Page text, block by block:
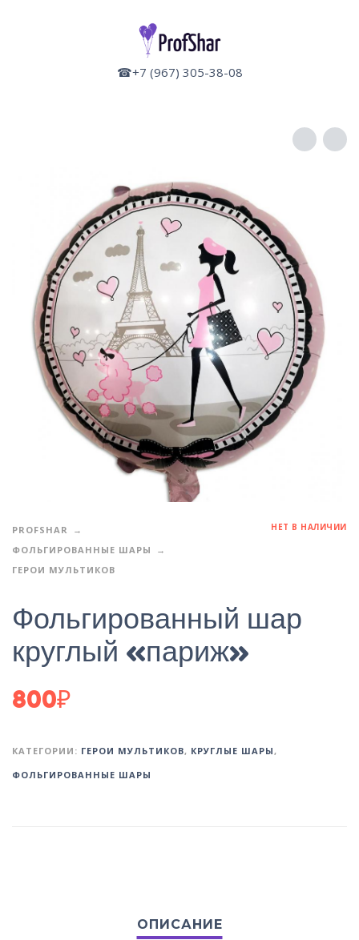
☎+7 (967) 305-38-08
PROFSHAR
ФОЛЬГИРОВАННЫЕ ШАРЫ
ГЕРОИ МУЛЬТИКОВ
НЕТ В НАЛИЧИИ
Фольгированный шар
круглый «париж»
800₽
КАТЕГОРИИ: ГЕРОИ МУЛЬТИКОВ, КРУГЛЫЕ ШАРЫ,
ФОЛЬГИРОВАННЫЕ ШАРЫ